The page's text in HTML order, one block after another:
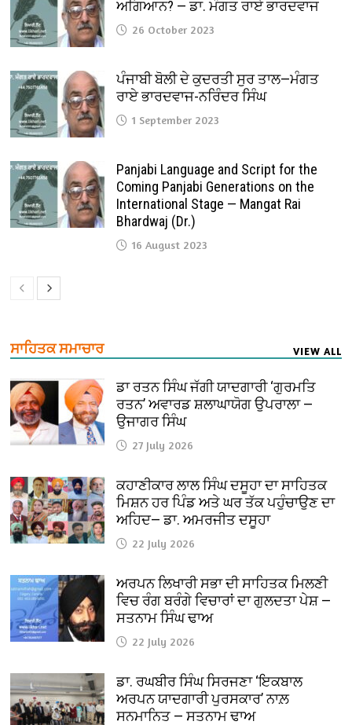
ਅਗਿਆਨ? — ਡਾ. ਮੰਗਤ ਰਾਏ ਭਾਰਦਵਾਜ
26 October 2023
ਪੰਜਾਬੀ ਬੋਲੀ ਦੇ ਕੁਦਰਤੀ ਸੁਰ ਤਾਲ—ਮੰਗਤ
ਰਾਏ ਭਾਰਦਵਾਜ-ਨਰਿੰਦਰ ਸਿੰਘ
1 September 2023
Panjabi Language and Script for the
Coming Panjabi Generations on the
International Stage — Mangat Rai
Bhardwaj (Dr.)
16 August 2023
ਸਾਹਿਤਕ ਸਮਾਚਾਰ VIEW ALL
ਡਾ ਰਤਨ ਸਿੰਘ ਜੱਗੀ ਯਾਦਗਾਰੀ ‘ਗੁਰਮਤਿ
ਰਤਨ’ ਅਵਾਰਡ ਸ਼ਲਾਘਾਯੋਗ ਉਪਰਾਲਾ —
ਉਜਾਗਰ ਸਿੰਘ
27 July 2026
ਕਹਾਣੀਕਾਰ ਲਾਲ ਸਿੰਘ ਦਸੂਹਾ ਦਾ ਸਾਹਿਤਕ
ਮਿਸ਼ਨ ਹਰ ਪਿੰਡ ਅਤੇ ਘਰ ਤੱਕ ਪਹੁੰਚਾਉਣ ਦਾ
ਅਹਿਦ— ਡਾ. ਅਮਰਜੀਤ ਦਸੂਹਾ
22 July 2026
ਅਰਪਨ ਲਿਖਾਰੀ ਸਭਾ ਦੀ ਸਾਹਿਤਕ ਮਿਲਣੀ
ਵਿਚ ਰੰਗ ਬਰੰਗੇ ਵਿਚਾਰਾਂ ਦਾ ਗੁਲਦਤਾ ਪੇਸ਼ —
ਸਤਨਾਮ ਸਿੰਘ ਢਾਅ
22 July 2026
ਡਾ. ਰਘਬੀਰ ਸਿੰਘ ਸਿਰਜਣਾ ‘ਇਕਬਾਲ
ਅਰਪਨ ਯਾਦਗਾਰੀ ਪੁਰਸਕਾਰ’ ਨਾਲ਼
ਸਨਮਾਨਿਤ — ਸਤਨਾਮ ਢਾਅ